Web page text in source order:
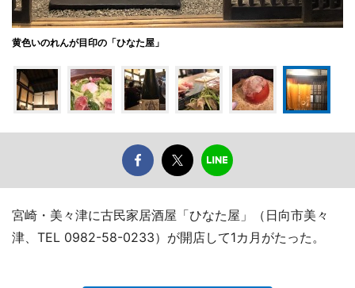
黄色いのれんが目印の「ひなた屋」
宮崎・美々津に古民家居酒屋「ひなた屋」（日向市美々
津、TEL 0982-58-0233）が開店して1カ月がたった。